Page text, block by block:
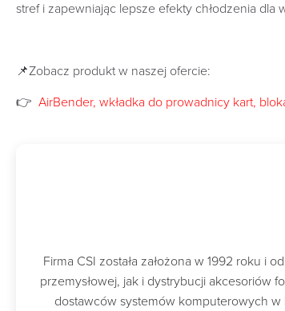
stref i zapewniając lepsze efekty chłodzenia dla
📌Zobacz produkt w naszej ofercie:
👉 AirBender, wkładka do prowadnicy kart,
Firma CSI została założona w 1992 roku
przemysłowej, jak i dystrybucji akcesoriów
dostawców systemów komputerowych w